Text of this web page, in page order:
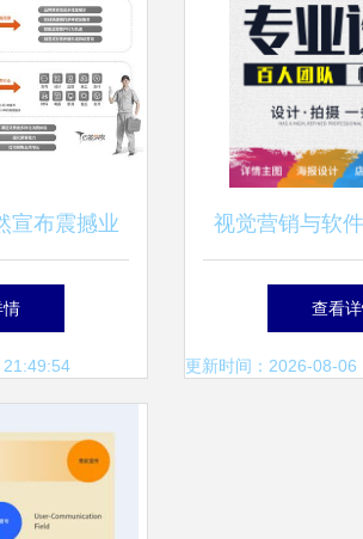
宣布震撼业
措手不及
情
视觉营销与软
连接到价值
查看
更新时间：2026-08-06